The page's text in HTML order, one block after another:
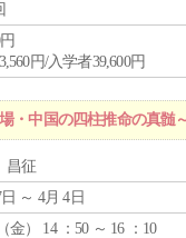
円/入学者39,600円
・中国の四柱推命の真髄
征
～ 4月 4日
金） 14 ：50 ～ 16 ：10